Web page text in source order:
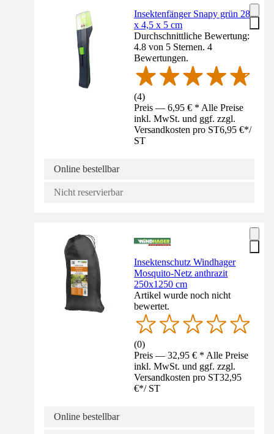
Insektenfänger Snapy grün 28
x 4,5 x 5 cm
Durchschnittliche Bewertung:
4.8 von 5 Sternen. 4
Bewertungen.
(4)
Preis — 6,95 € * Alle Preise
inkl. MwSt. und ggf. zzgl.
Versandkosten pro ST6,95 €*/
ST
Online bestellbar
Nicht reservierbar
Insektenschutz Windhager
Mosquito-Netz anthrazit
250x1250 cm
Artikel wurde noch nicht
bewertet.
(0)
Preis — 32,95 € * Alle Preise
inkl. MwSt. und ggf. zzgl.
Versandkosten pro ST32,95
€*/ ST
Online bestellbar